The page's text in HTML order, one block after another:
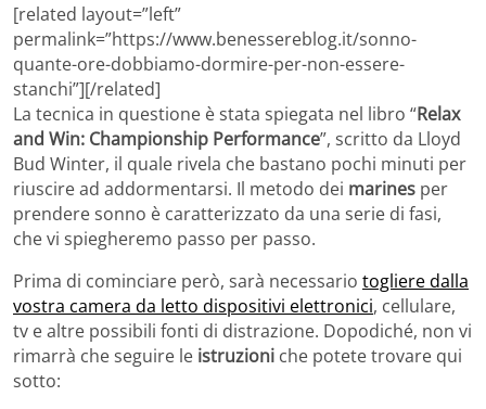
[related layout=”left”
permalink=”https://www.benessereblog.it/sonno-
quante-ore-dobbiamo-dormire-per-non-essere-
stanchi”][/related]
La tecnica in questione è stata spiegata nel libro “Relax
and Win: Championship Performance”, scritto da Lloyd
Bud Winter, il quale rivela che bastano pochi minuti per
riuscire ad addormentarsi. Il metodo dei marines per
prendere sonno è caratterizzato da una serie di fasi,
che vi spiegheremo passo per passo.
Prima di cominciare però, sarà necessario togliere dalla
vostra camera da letto dispositivi elettronici, cellulare,
tv e altre possibili fonti di distrazione. Dopodiché, non vi
rimarrà che seguire le istruzioni che potete trovare qui
sotto: